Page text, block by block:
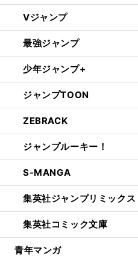
Vジャンプ
最強ジャンプ
少年ジャンプ+
ジャンプTOON
ZEBRACK
ジャンプルーキー！
S-MANGA
集英社ジャンプリミックス
集英社コミック文庫
青年マンガ